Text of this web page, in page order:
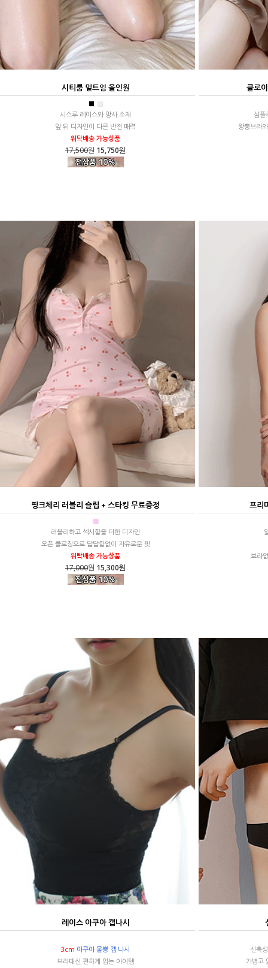
시티룸 밑트임 올인원
■ ■
시스루 레이스와 망사 소재
앞 뒤 디자인이 다른 반전 매력
위탁배송 가능상품
17,500원 15,750원
클로
심플
왕뽕브라
핑크체리 러블리 슬립 + 스타킹 무료증정
■
러블리하고 섹시함을 더한 디자인
오픈 클로징으로 답답함없이 자유로운 핏
위탁배송 가능상품
17,000원 15,300원
프리
브라
레이스 아쿠아 캡나시
3cm 아쿠아 물뽕 캡 나시
브라대신 편하게 입는 아이템
신축
가볍고